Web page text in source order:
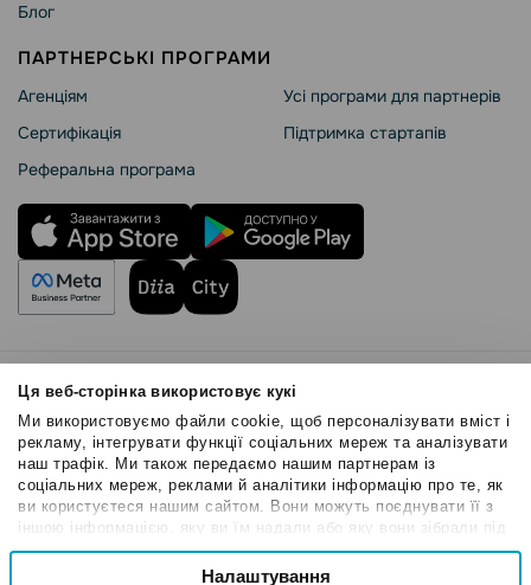
Ця веб-сторінка використовує кукі
Ми використовуємо файли cookie, щоб персоналізувати вміст і
рекламу, інтегрувати функції соціальних мереж та аналізувати
наш трафік. Ми також передаємо нашим партнерам із
соціальних мереж, реклами й аналітики інформацію про те, як
ви користуєтеся нашим сайтом. Вони можуть поєднувати її з
іншою інформацією, яку ви їм надали або яку вони зібрали під
час вашого користування їхніми службами.
Вибір
Налаштування
Блог
ПАРТНЕРСЬКІ ПРОГРАМИ
Агенціям
Сертифікація
Реферальна програма
Усі програми для партнерів
Підтримка стартапів
Правила користування
Політика Cookies
Безпека SendPulse
Політика конфіденційності
© 2015 - 2026. ТОВ «СендПульс». Всі права захищені